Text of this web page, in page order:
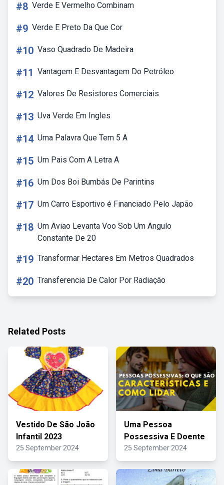
#8 Verde E Vermelho Combinam
#9 Verde E Preto Da Que Cor
#10 Vaso Quadrado De Madeira
#11 Vantagem E Desvantagem Do Petróleo
#12 Valores De Resistores Comerciais
#13 Uva Verde Em Ingles
#14 Uma Palavra Que Tem 5 A
#15 Um Pais Com A Letra A
#16 Um Dos Boi Bumbás De Parintins
#17 Um Carro Esportivo é Financiado Pelo Japão
#18 Um Aviao Levanta Voo Sob Um Angulo
Constante De 20
#19 Transformar Hectares Em Metros Quadrados
#20 Transferencia De Calor Por Radiação
Related Posts
Vestido De São João
Infantil 2023
25 September 2024
Uma Pessoa
Possessiva E Doente
25 September 2024